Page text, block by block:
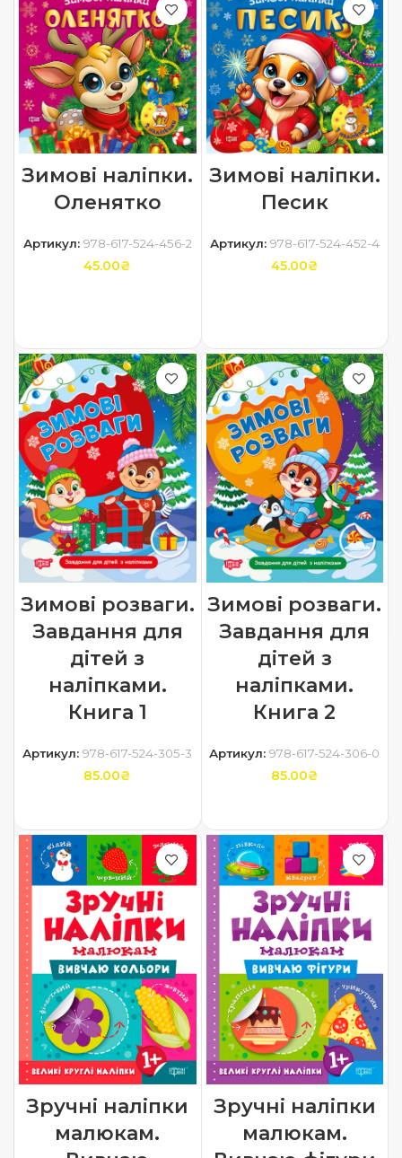
Зимові наліпки.
Оленятко
Артикул: 978-617-524-456-2
45.00₴
Зимові наліпки.
Песик
Артикул: 978-617-524-452-4
45.00₴
Зимові розваги.
Завдання для
дітей з
наліпками.
Книга 1
Артикул:978-617-524-305-3
85.00₴
Зимові розваги.
Завдання для
дітей з
наліпками.
Книга 2
Артикул:978-617-524-306-0
85.00₴
Зручні наліпки
малюкам.
Зручні наліпки
малюкам.